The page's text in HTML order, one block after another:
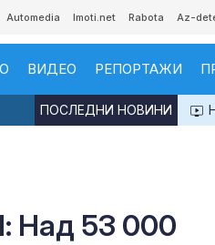
Automedia Imoti.net Rabota Az-
ВИДЕО РЕПОРТАЖИ
ПОСЛЕДНИ НОВИНИ
Над 53 000